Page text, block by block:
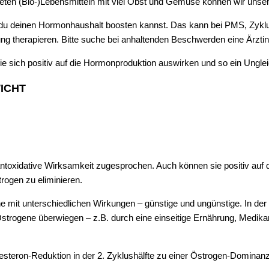
deinen Hormonhaushalt boosten kannst. Das kann bei PMS,
therapieren. Bitte suche bei anhaltenden Beschwerden eine
sich positiv auf die Hormonproduktion auswirken und so ein
Wirksamkeit zugesprochen. Auch können sie positiv
zu eliminieren.
unterschiedlichen Wirkungen – günstige und ungünstige. In
überwiegen – z.B. durch eine einseitige Ernährung,
Reduktion in der 2. Zyklushälfte zu einer Östrogen-